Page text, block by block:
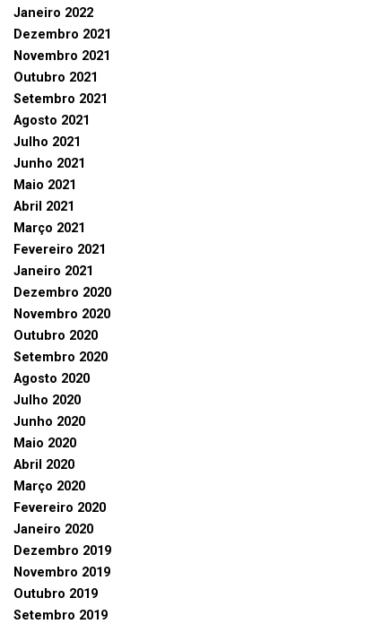
Janeiro 2022
Dezembro 2021
Novembro 2021
Outubro 2021
Setembro 2021
Agosto 2021
Julho 2021
Junho 2021
Maio 2021
Abril 2021
Março 2021
Fevereiro 2021
Janeiro 2021
Dezembro 2020
Novembro 2020
Outubro 2020
Setembro 2020
Agosto 2020
Julho 2020
Junho 2020
Maio 2020
Abril 2020
Março 2020
Fevereiro 2020
Janeiro 2020
Dezembro 2019
Novembro 2019
Outubro 2019
Setembro 2019